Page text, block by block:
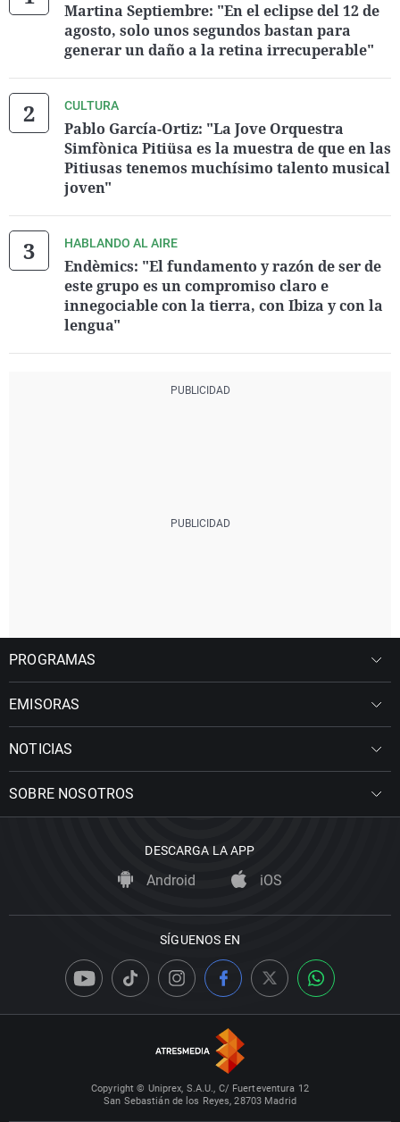
Martina Septiembre: "En el eclipse del 12 de
agosto, solo unos segundos bastan para
generar un daño a la retina irrecuperable"
CULTURA
Pablo García-Ortiz: "La Jove Orquestra
Simfònica Pitiüsa es la muestra de que en las
Pitiusas tenemos muchísimo talento musical
joven"
HABLANDO AL AIRE
Endèmics: "El fundamento y razón de ser de
este grupo es un compromiso claro e
innegociable con la tierra, con Ibiza y con la
lengua"
PROGRAMAS
EMISORAS
NOTICIAS
SOBRE NOSOTROS
DESCARGA LA APP
Android iOS
SÍGUENOS EN
Copyright © Uniprex, S.A.U., C/ Fuerteventura 12
San Sebastián de los Reyes, 28703 Madrid